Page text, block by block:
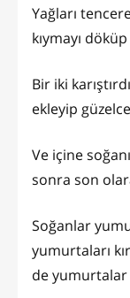
Yağları
kıymayı
Bir iki
ekleyip
Ve içine
sonra son
Soğanlar
yumurtaları
de yumurtalar